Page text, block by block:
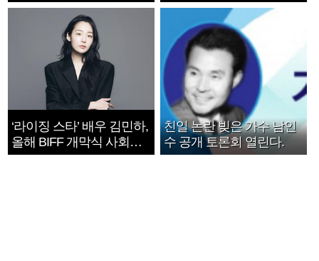
지는 ‘전쟁 속죄’ 1182개팀 전수조사
‘라이징 스타’ 배우 김민하,
올해 BIFF 개막식 사회자
확정
친일 논란 빚은 가수 남인
수 공개 토론회 열린다.